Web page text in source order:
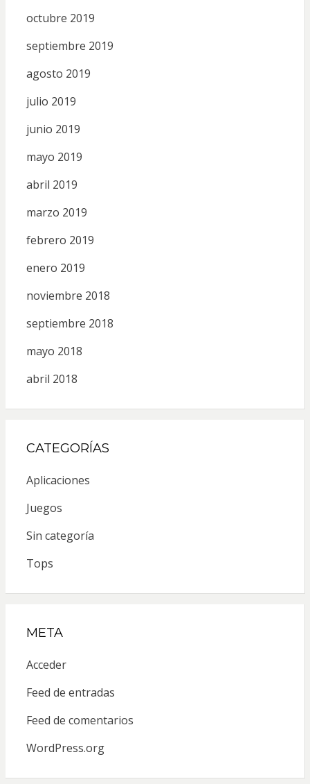
octubre 2019
septiembre 2019
agosto 2019
julio 2019
junio 2019
mayo 2019
abril 2019
marzo 2019
febrero 2019
enero 2019
noviembre 2018
septiembre 2018
mayo 2018
abril 2018
CATEGORÍAS
Aplicaciones
Juegos
Sin categoría
Tops
META
Acceder
Feed de entradas
Feed de comentarios
WordPress.org